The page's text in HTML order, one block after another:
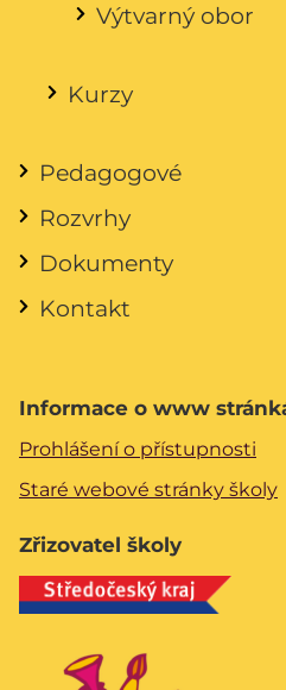
Výtvarný obor
Kurzy
Pedagogové
Rozvrhy
Dokumenty
Kontakt
Informace o www
Prohlášení o přístupnosti
Staré webové stránky školy
Zřizovatel školy